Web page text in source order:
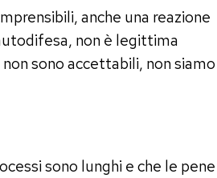
anche una reazione
non è legittima
sono accettabili, non siamo
sono lunghi e che le pene